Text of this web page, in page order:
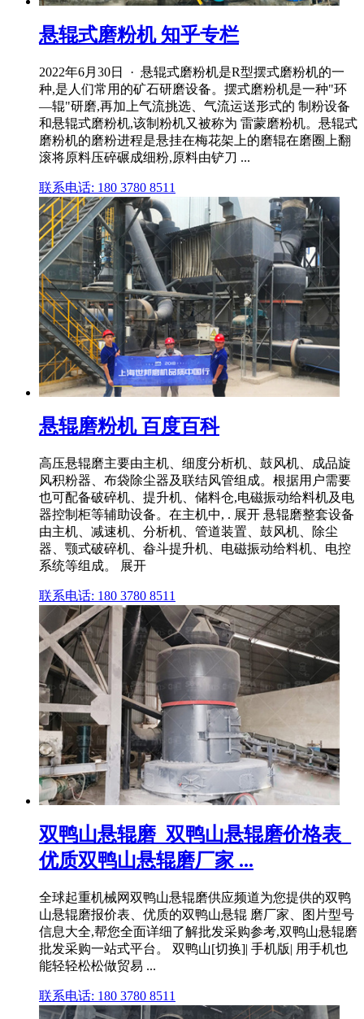
悬辊式磨粉机 知乎专栏
2022年6月30日 · 悬辊式磨粉机是R型摆式磨粉机的一
种,是人们常用的矿石研磨设备。摆式磨粉机是一种"环
—辊"研磨,再加上气流挑选、气流运送形式的 制粉设备
和悬辊式磨粉机,该制粉机又被称为 雷蒙磨粉机。悬辊式
磨粉机的磨粉进程是悬挂在梅花架上的磨辊在磨圈上翻
滚将原料压碎碾成细粉,原料由铲刀 ...
联系电话: 180 3780 8511
悬辊磨粉机 百度百科
高压悬辊磨主要由主机、细度分析机、鼓风机、成品旋
风积粉器、布袋除尘器及联结风管组成。根据用户需要
也可配备破碎机、提升机、储料仓,电磁振动给料机及电
器控制柜等辅助设备。在主机中, . 展开 悬辊磨整套设备
由主机、减速机、分析机、管道装置、鼓风机、除尘
器、颚式破碎机、畚斗提升机、电磁振动给料机、电控
系统等组成。 展开
联系电话: 180 3780 8511
双鸭山悬辊磨_双鸭山悬辊磨价格表_
优质双鸭山悬辊磨厂家 ...
全球起重机械网双鸭山悬辊磨供应频道为您提供的双鸭
山悬辊磨报价表、优质的双鸭山悬辊 磨厂家、图片型号
信息大全,帮您全面详细了解批发采购参考,双鸭山悬辊磨
批发采购一站式平台。 双鸭山[切换]| 手机版| 用手机也
能轻轻松松做贸易 ...
联系电话: 180 3780 8511